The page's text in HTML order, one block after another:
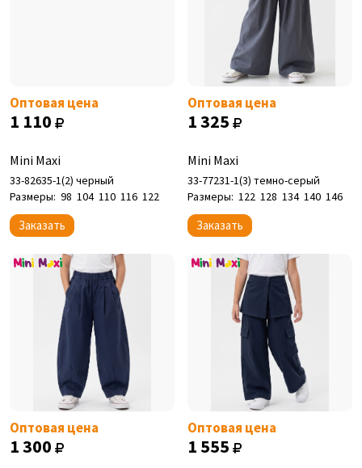
Оптовая цена
1 110
Mini Maxi
33-82635-1(2) черный
Размеры: 98 104 110 116 122
Заказать
Оптовая цена
1 325
Mini Maxi
33-77231-1(3) темно-серый
Размеры: 122 128 134 140 146
Заказать
Оптовая цена
1 300
Оптовая цена
1 555